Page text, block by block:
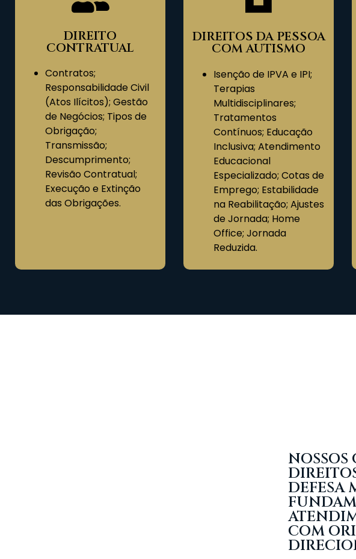
DIREITO
CONTRATUAL​
Contratos;
Responsabilidade Civil
(Atos Ilícitos); Gestão
de Negócios; Tipos de
Obrigação;
Transmissão;
Descumprimento;
Revisão Contratual;
Execução e Extinção
das Obrigações.
DIREITOS DA PESSOA
COM AUTISMO​
Isenção de IPVA e IPI;
Terapias
Multidisciplinares;
Tratamentos
Contínuos; Educação
Inclusiva; Atendimento
Educacional
Especializado; Cotas de
Emprego; Estabilidade
na Reabilitação; Ajustes
de Jornada; Home
Office; Jornada
Reduzida.
DEFESA
COM